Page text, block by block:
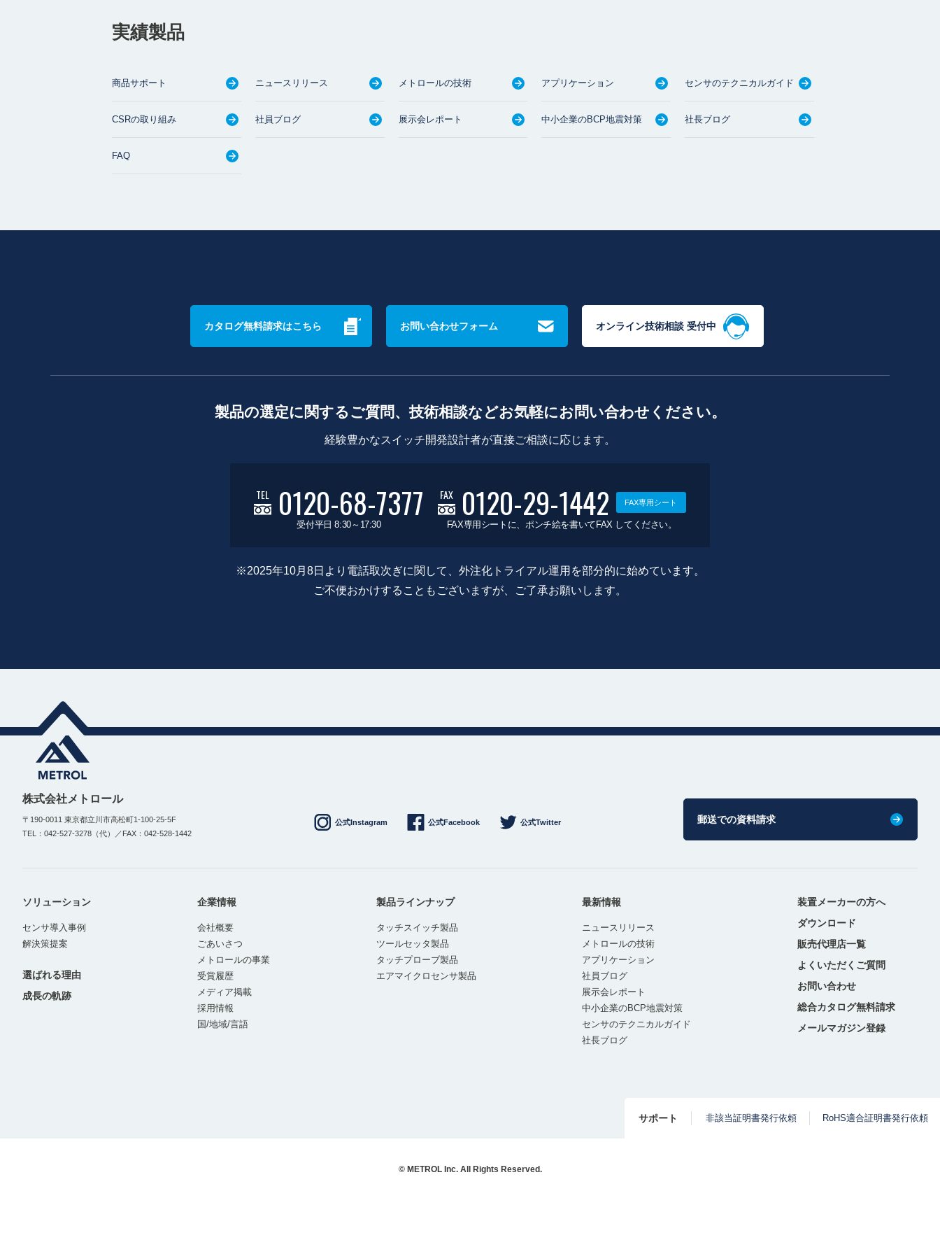
実績製品
商品サポート ニュースリリース メトロールの技術 アプリケーション センサのテクニカルガイド
CSRの取り組み 社員ブログ 展示会レポート 中小企業のBCP地震対策 社長ブログ
FAQ
カタログ無料請求はこちら お問い合わせフォーム オンライン技術相談 受付中
製品の選定に関するご質問、技術相談などお気軽にお問い合わせください。
経験豊かなスイッチ開発設計者が直接ご相談に応じます。
TEL 0120-68-7377
受付平日 8:30～17:30
FAX 0120-29-1442 FAX専用シート
FAX専用シートに、ポンチ絵を書いてFAX してください。
※2025年10月8日より電話取次ぎに関して、外注化トライアル運用を部分的に始めています。
ご不便おかけすることもございますが、ご了承お願いします。
株式会社メトロール
〒190-0011 東京都立川市高松町1-100-25-5F
TEL：042-527-3278（代）／FAX：042-528-1442
公式Instagram 公式Facebook 公式Twitter 郵送での資料請求
ソリューション
センサ導入事例
解決策提案
選ばれる理由
成長の軌跡
企業情報
会社概要
ごあいさつ
メトロールの事業
受賞履歴
メディア掲載
採用情報
国/地域/言語
製品ラインナップ
タッチスイッチ製品
ツールセッタ製品
タッチプローブ製品
エアマイクロセンサ製品
最新情報
ニュースリリース
メトロールの技術
アプリケーション
社員ブログ
展示会レポート
中小企業のBCP地震対策
センサのテクニカルガイド
社長ブログ
装置メーカーの方へ
ダウンロード
販売代理店一覧
よくいただくご質問
お問い合わせ
総合カタログ無料請求
メールマガジン登録
サポート 非該当証明書発行依頼 RoHS適合証明書発行依頼
© METROL Inc. All Rights Reserved.